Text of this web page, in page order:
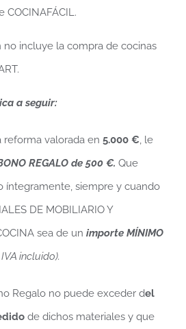
COCINAFÁCIL.
no incluye la compra de cocinas
a seguir:
reforma valorada en 5.000 €, le
REGALO de 500 €. Que
íntegramente, siempre y cuando
DE MOBILIARIO Y
sea de un importe MÍNIMO
incluido).
Regalo no puede exceder del
de dichos materiales y que